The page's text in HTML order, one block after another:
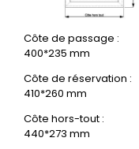
Côte de passage :
400*235 mm
Côte de réservation :
410*260 mm
Côte hors-tout :
440*273 mm